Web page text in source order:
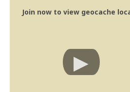
Join now to view geocache